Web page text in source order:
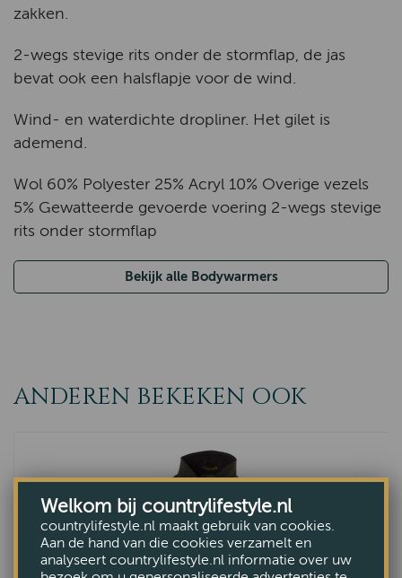
zakken.
2-wegs stevige rits onder de stormflap, de jas
bevat ook een halsflapje voor de wind.
Wind- en waterdichte dropliner. Het gilet is
ademend.
Wol 60% Polyester 25% Acryl 10% Overige vezels
5% Gewatteerde gevoerde voering 2-wegs stevige
rits onder stormflap
Bekijk alle Bodywarmers
ANDEREN BEKEKEN OOK
Welkom bij countrylifestyle.nl
countrylifestyle.nl maakt gebruik van cookies.
Aan de hand van die cookies verzamelt en
analyseert countrylifestyle.nl informatie over uw